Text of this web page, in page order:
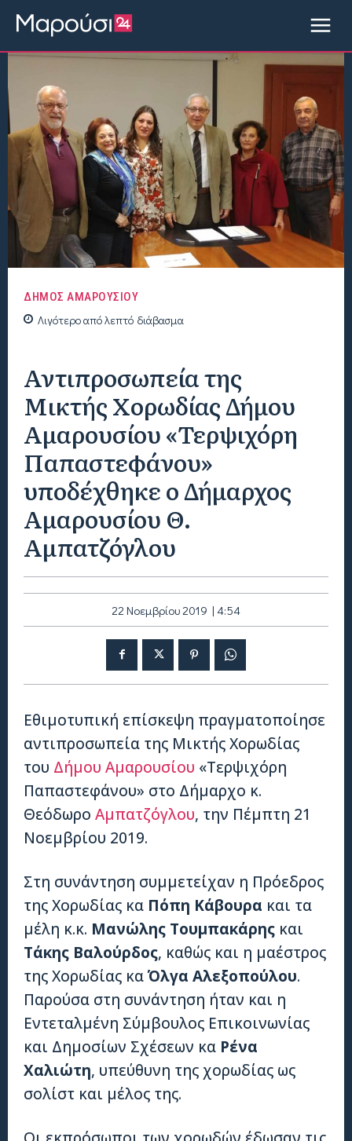
ΔΗΜΟΣ ΑΜΑΡΟΥΣΙΟΥ
Λιγότερο απόλεπτό διάβασμα
Αντιπροσωπεία της
Μικτής Χορωδίας Δήμου
Αμαρουσίου «Τερψιχόρη
Παπαστεφάνου»
υποδέχθηκε ο Δήμαρχος
Αμαρουσίου Θ.
Αμπατζόγλου
22 Νοεμβρίου 2019 | 4:54
Εθιμοτυπική επίσκεψη πραγματοποίησε
αντιπροσωπεία της Μικτής Χορωδίας
του Δήμου Αμαρουσίου «Τερψιχόρη
Παπαστεφάνου» στο Δήμαρχο κ.
Θεόδωρο Αμπατζόγλου, την Πέμπτη 21
Νοεμβρίου 2019.
Στη συνάντηση συμμετείχαν η Πρόεδρος
της Χορωδίας κα Πόπη Κάβουρα και τα
μέλη κ.κ. Μανώλης Τουμπακάρης και
Τάκης Βαλούρδος, καθώς και η μαέστρος
της Χορωδίας καΌλγα Αλεξοπούλου.
Παρούσα στη συνάντηση ήταν και η
Εντεταλμένη Σύμβουλος Επικοινωνίας
και Δημοσίων Σχέσεων κα Ρένα
Χαλιώτη, υπεύθυνη της χορωδίας ως
σολίστ και μέλος της.